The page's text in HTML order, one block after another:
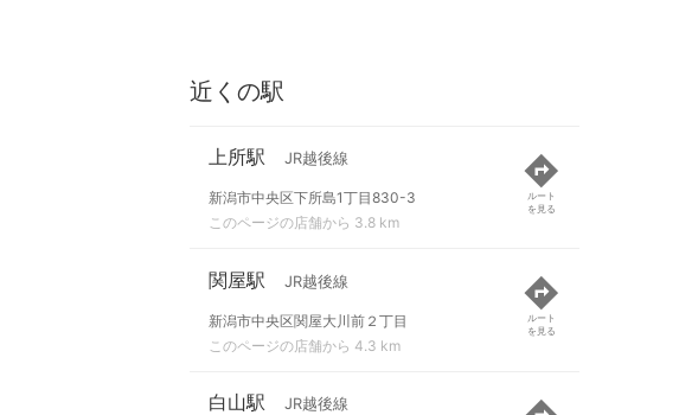
近くの駅
上所駅 JR越後線
新潟市中央区下所島1丁目830-3
このページの店舗から 3.8 km
ルート
を見る
関屋駅 JR越後線
新潟市中央区関屋大川前２丁目
このページの店舗から 4.3 km
ルート
を見る
白山駅 JR越後線